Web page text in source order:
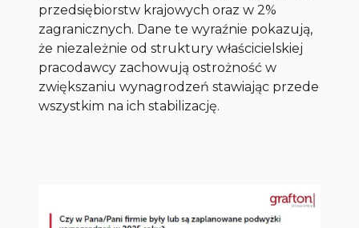
przedsiębiorstw krajowych oraz w 2%
zagranicznych. Dane te wyraźnie pokazują,
że niezależnie od struktury właścicielskiej
pracodawcy zachowują ostrożność w
zwiększaniu wynagrodzeń stawiając przede
wszystkim na ich stabilizację.